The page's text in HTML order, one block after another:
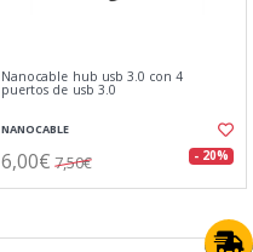
Nanocable hub usb 3.0 con 4
puertos de usb 3.0
NANOCABLE
6,00€ 7,50€ - 20%